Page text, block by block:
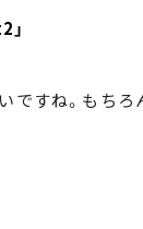
ですね。もち